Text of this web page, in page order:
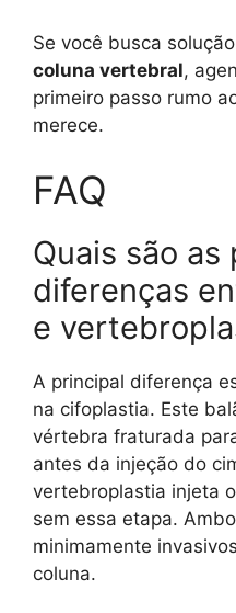
Se você busca
coluna vertebral,
primeiro passo rumo
merece.
FAQ
Quais são as
diferenças
e
A principal diferença
na cifoplastia. Este
vértebra fraturada
antes da injeção do
vertebroplastia injeta
sem essa etapa.
minimamente
coluna.